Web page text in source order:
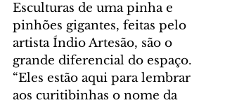
Esculturas de uma pinha e
pinhões gigantes, feitas pelo
artista Índio Artesão, são o
grande diferencial do espaço.
“Eles estão aqui para lembrar
aos curitibinhas o nome da